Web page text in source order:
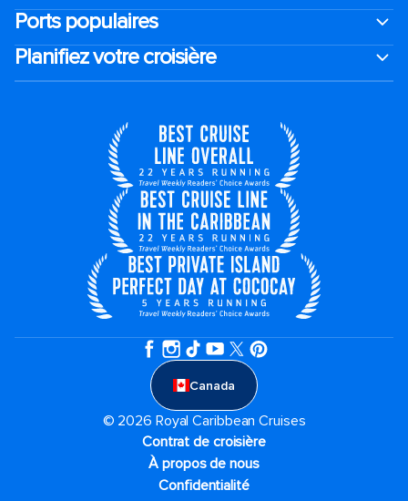
Ports populaires
Planifiez votre croisière
Canada
© 2026 Royal Caribbean Cruises
Contrat de croisière
À propos de nous
Confidentialité